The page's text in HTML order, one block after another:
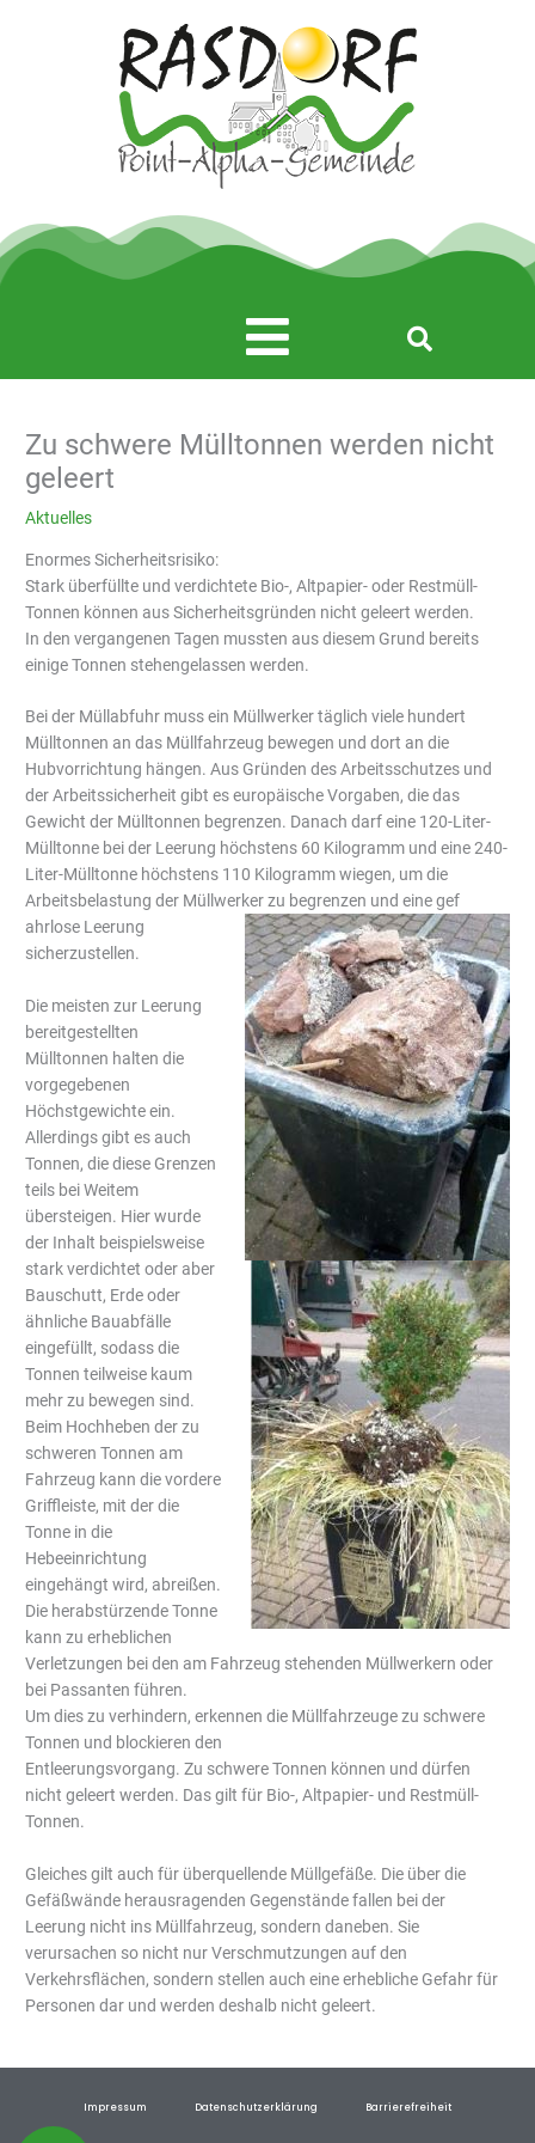
Main
Menu
Zu schwere Mülltonnen werden nicht
geleert
Aktuelles
Enormes Sicherheitsrisiko:
Stark überfüllte und verdichtete Bio-, Altpapier- oder Restmüll-
Tonnen können aus Sicherheitsgründen nicht geleert werden.
In den vergangenen Tagen mussten aus diesem Grund bereits
einige Tonnen stehengelassen werden.
Bei der Müllabfuhr muss ein Müllwerker täglich viele hundert
Mülltonnen an das Müllfahrzeug bewegen und dort an die
Hubvorrichtung hängen. Aus Gründen des Arbeitsschutzes und
der Arbeitssicherheit gibt es europäische Vorgaben, die das
Gewicht der Mülltonnen begrenzen. Danach darf eine 120-Liter-
Mülltonne bei der Leerung höchstens 60 Kilogramm und eine 240-
Liter-Mülltonne höchstens 110 Kilogramm wiegen, um die
Arbeitsbelastung der Müllwerker zu begrenzen und eine gef
ahrlose Leerung
sicherzustellen.
Die meisten zur Leerung
bereitgestellten
Mülltonnen halten die
vorgegebenen
Höchstgewichte ein.
Allerdings gibt es auch
Tonnen, die diese Grenzen
teils bei Weitem
übersteigen. Hier wurde
der Inhalt beispielsweise
stark verdichtet oder aber
Bauschutt, Erde oder
ähnliche Bauabfälle
eingefüllt, sodass die
Tonnen teilweise kaum
mehr zu bewegen sind.
Beim Hochheben der zu
schweren Tonnen am
Fahrzeug kann die vordere
Griffleiste, mit der die
Tonne in die
Hebeeinrichtung
eingehängt wird, abreißen.
Die herabstürzende Tonne
kann zu erheblichen
Verletzungen bei den am Fahrzeug stehenden Müllwerkern oder
bei Passanten führen.
Um dies zu verhindern, erkennen die Müllfahrzeuge zu schwere
Tonnen und blockieren den
Entleerungsvorgang. Zu schwere Tonnen können und dürfen
nicht geleert werden. Das gilt für Bio-, Altpapier- und Restmüll-
Tonnen.
Gleiches gilt auch für überquellende Müllgefäße. Die über die
Gefäßwände herausragenden Gegenstände fallen bei der
Leerung nicht ins Müllfahrzeug, sondern daneben. Sie
verursachen so nicht nur Verschmutzungen auf den
Verkehrsflächen, sondern stellen auch eine erhebliche Gefahr für
Personen dar und werden deshalb nicht geleert.
Impressum Datenschutzerklärung Barrierefreiheit